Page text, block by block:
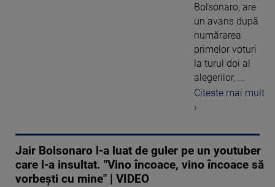
Bolsonaro, are
un avans după
numărarea
primelor voturi
la turul doi al
alegerilor, ...
Citeste mai mult
›
Jair Bolsonaro l-a luat de guler pe un youtuber
care l-a insultat. "Vino încoace, vino încoace să
vorbeşti cu mine" | VIDEO